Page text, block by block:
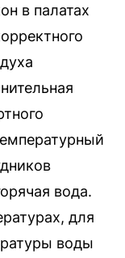
в палатах
вода.
для
воды